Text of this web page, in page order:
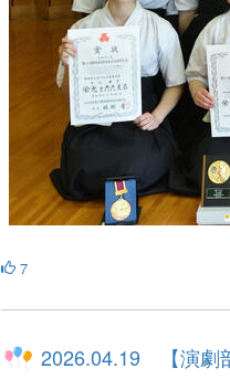
7
2026.04.19 【演劇